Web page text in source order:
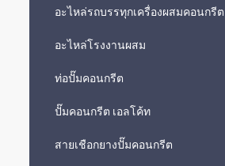
อะไหล่รถบรรทุกเครื่องผสมคอนกรีต
อะไหล่โรงงานผสม
ท่อปั๊มคอนกรีต
ปั๊มคอนกรีต เอลโค้ท
สายเชือกยางปั๊มคอนกรีต